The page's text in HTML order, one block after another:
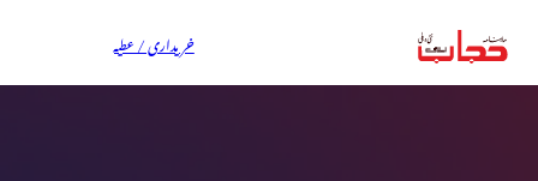
خریداری / عطیہ